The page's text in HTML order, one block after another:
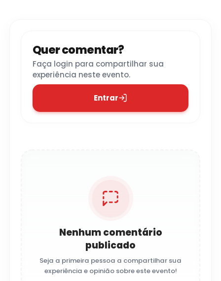
Quer comentar?
Faça login para compartilhar sua
experiência neste evento.
Entrar
Nenhum comentário
publicado
Seja a primeira pessoa a compartilhar sua
experiência e opinião sobre este evento!